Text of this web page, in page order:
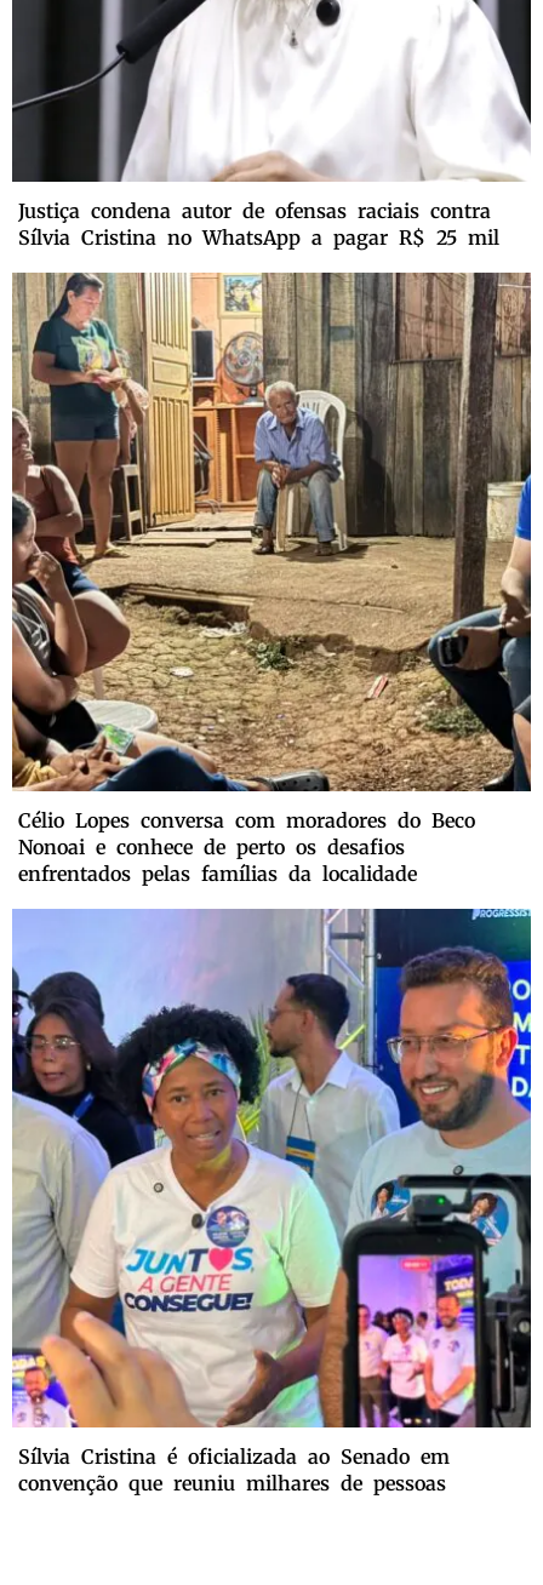
Justiça condena autor de ofensas raciais contra
Sílvia Cristina no WhatsApp a pagar R$ 25 mil
Célio Lopes conversa com moradores do Beco
Nonoai e conhece de perto os desafios
enfrentados pelas famílias da localidade
Sílvia Cristina é oficializada ao Senado em
convenção que reuniu milhares de pessoas